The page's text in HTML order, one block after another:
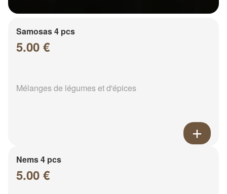
Samosas 4 pcs
5.00 €
Mélanges de légumes et d'épices
Nems 4 pcs
5.00 €